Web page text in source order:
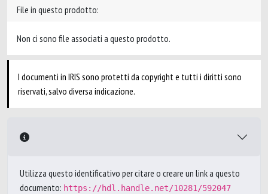
File in questo prodotto:
Non ci sono file associati a questo prodotto.
I documenti in IRIS sono protetti da copyright e tutti i diritti sono
riservati, salvo diversa indicazione.
Utilizza questo identificativo per citare o creare un link a questo
documento: https://hdl.handle.net/10281/592047